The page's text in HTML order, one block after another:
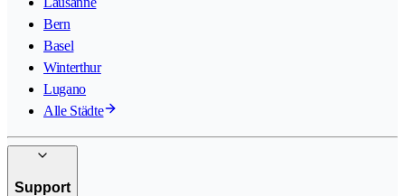
Bern
Basel
Winterthur
Lugano
Alle Städte
Support